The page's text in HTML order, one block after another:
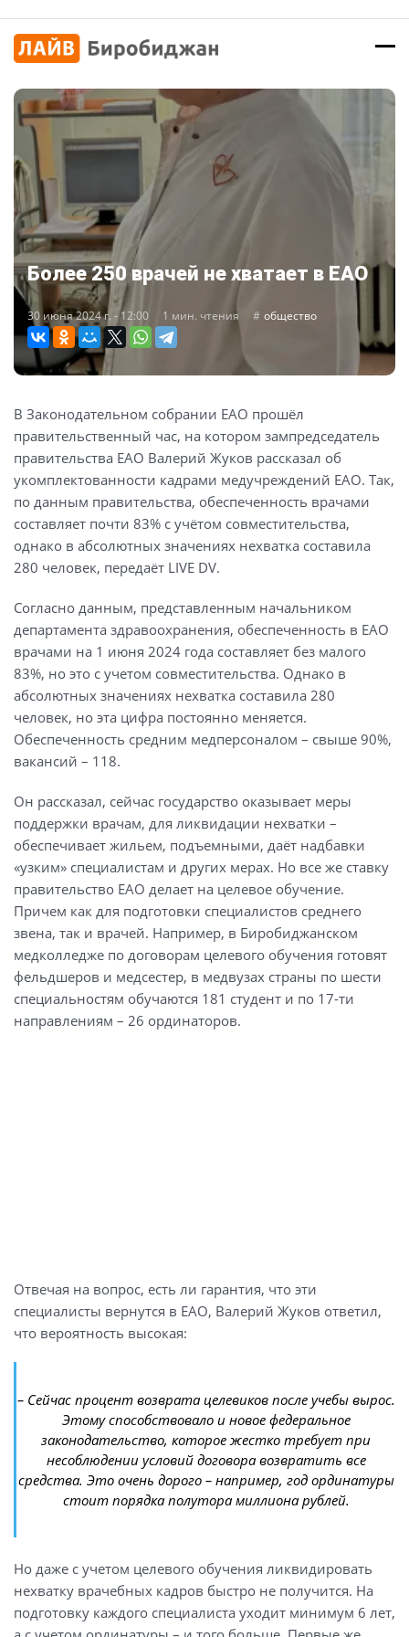
Более 250 врачей не хватает в ЕАО
30 июня 2024 г. - 12:00 1 мин. чтения общество
В Законодательном собрании ЕАО прошёл
правительственный час, на котором зампредседатель
правительства ЕАО Валерий Жуков рассказал об
укомплектованности кадрами медучреждений ЕАО. Так,
по данным правительства, обеспеченность врачами
составляет почти 83% с учётом совместительства,
однако в абсолютных значениях нехватка составила
280 человек, передаёт LIVE DV.
Согласно данным, представленным начальником
департамента здравоохранения, обеспеченность в ЕАО
врачами на 1 июня 2024 года составляет без малого
83%, но это с учетом совместительства. Однако в
абсолютных значениях нехватка составила 280
человек, но эта цифра постоянно меняется.
Обеспеченность средним медперсоналом – свыше 90%,
вакансий – 118.
Он рассказал, сейчас государство оказывает меры
поддержки врачам, для ликвидации нехватки –
обеспечивает жильем, подъемными, даёт надбавки
«узким» специалистам и других мерах. Но все же ставку
правительство ЕАО делает на целевое обучение.
Причем как для подготовки специалистов среднего
звена, так и врачей. Например, в Биробиджанском
медколледже по договорам целевого обучения готовят
фельдшеров и медсестер, в медвузах страны по шести
специальностям обучаются 181 студент и по 17-ти
направлениям – 26 ординаторов.
Отвечая на вопрос, есть ли гарантия, что эти
специалисты вернутся в ЕАО, Валерий Жуков ответил,
что вероятность высокая:
– Сейчас процент возврата целевиков после учебы вырос.
Этому способствовало и новое федеральное
законодательство, которое жестко требует при
несоблюдении условий договора возвратить все
средства. Это очень дорого – например, год ординатуры
стоит порядка полутора миллиона рублей.
Но даже с учетом целевого обучения ликвидировать
нехватку врачебных кадров быстро не получится. На
подготовку каждого специалиста уходит минимум 6 лет,